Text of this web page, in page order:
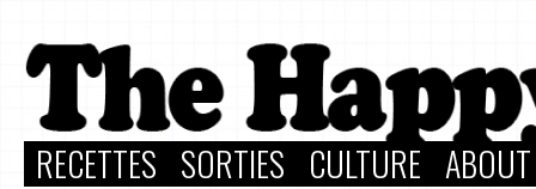
RECETTES SORTIES CULTURE